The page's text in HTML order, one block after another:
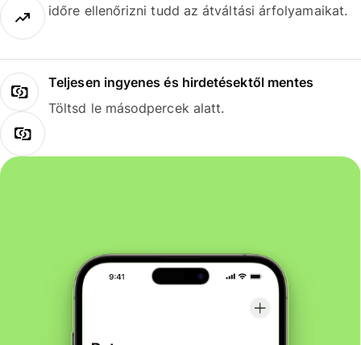
időre ellenőrizni tudd az átváltási árfolyamaikat.
Teljesen ingyenes és hirdetésektől mentes
Töltsd le másodpercek alatt.